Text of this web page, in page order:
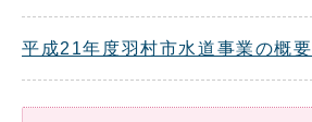
平成21年度羽村市水道事業の概要